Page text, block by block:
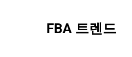
FBA 트렌드